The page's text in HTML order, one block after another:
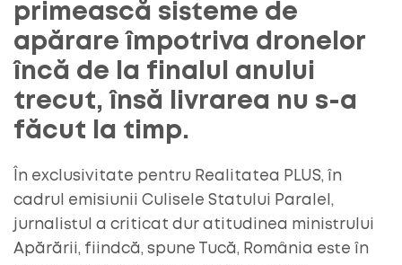
primească sisteme de
apărare împotriva dronelor
încă de la finalul anului
trecut, însă livrarea nu s-a
făcut la timp.
În exclusivitate pentru Realitatea PLUS, în
cadrul emisiunii Culisele Statului Paralel,
jurnalistul a criticat dur atitudinea ministrului
Apărării, fiindcă, spune Tucă, România este în